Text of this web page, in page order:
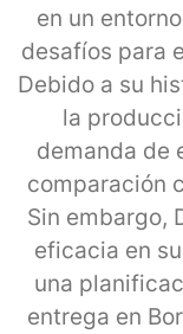
en un
desafíos para
Debido a su
la
demanda de
comparación
Sin embargo,
eficacia en
una
entrega en